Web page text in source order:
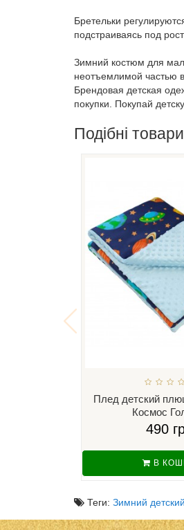
Бретельки
подстраиваясь под
Зимний костюм для
неотъемлимой частью
Брендовая детская
покупки. Покупай
Подібні товари
Плед детский
Космос
490
В
Теги: Зимний